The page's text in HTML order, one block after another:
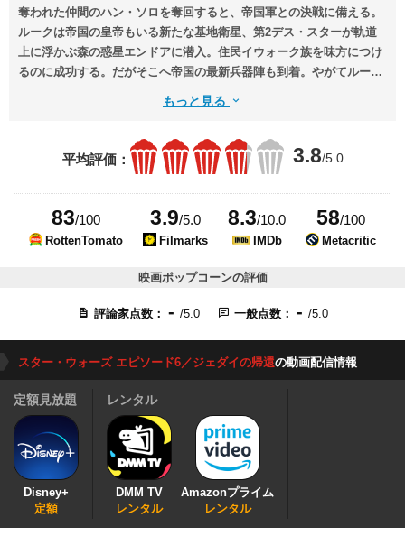
奪われた仲間のハン・ソロを奪回すると、帝国軍との決戦に備える。
ルークは帝国の皇帝もいる新たな基地衛星、第2デス・スターが軌道
上に浮かぶ森の惑星エンドアに潜入。住民イウォーク族を味方につけ
るのに成功する。だがそこへ帝国の最新兵器陣も到着。やがてルーク
と再会し、最後の対決に挑むのであった。
もっと見る
平均評価： 3.8/5.0
83/100
RottenTomato
3.9/5.0
Filmarks
8.3/10.0
IMDb
58/100
Metacritic
映画ポップコーンの評価
評論家点数： - /5.0 一般点数： - /5.0
スター・ウォーズ エピソード6／ジェダイの帰還の動画配信情報
定額見放題
Disney+
定額
レンタル
DMM TV
レンタル
Amazonプライム
レンタル